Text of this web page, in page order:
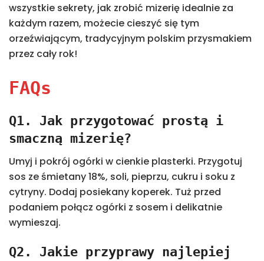
wszystkie sekrety, jak zrobić mizerię idealnie za
każdym razem, możecie cieszyć się tym
orzeźwiającym, tradycyjnym polskim przysmakiem
przez cały rok!
FAQs
Q1. Jak przygotować prostą i
smaczną mizerię?
Umyj i pokrój ogórki w cienkie plasterki. Przygotuj
sos ze śmietany 18%, soli, pieprzu, cukru i soku z
cytryny. Dodaj posiekany koperek. Tuż przed
podaniem połącz ogórki z sosem i delikatnie
wymieszaj.
Q2. Jakie przyprawy najlepiej